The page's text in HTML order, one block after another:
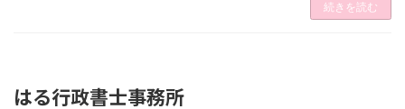
続きを読む
はる行政書士事務所